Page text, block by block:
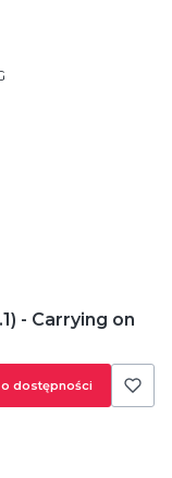
produkty
- Carrying on
dostępności